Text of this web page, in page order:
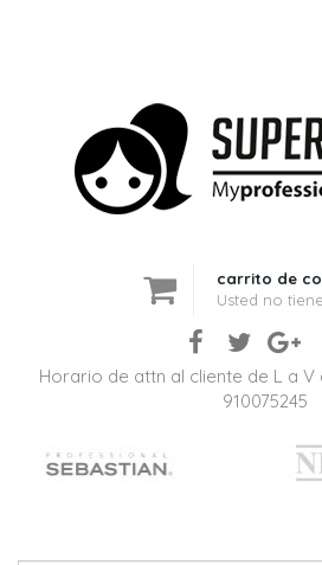
carrito de
Usted no
Horario de attn al cliente de L a V
910075245